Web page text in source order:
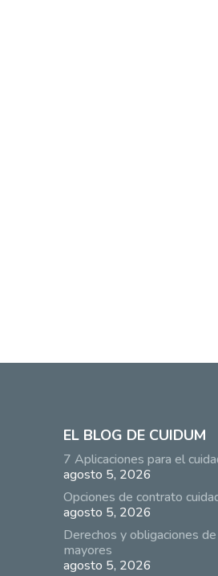
EL BLOG DE CUIDUM
7 Aplicaciones para el
agosto 5, 2026
Opciones de contrato
agosto 5, 2026
Derechos y obligaciones
mayores
agosto 5, 2026